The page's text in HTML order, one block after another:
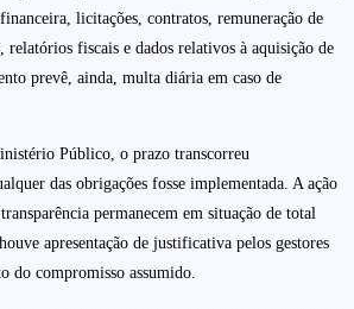
licitações, contratos, remuneração de
relatórios fiscais e dados relativos à aquisição de
prevê, ainda, multa diária em caso de
Público, o prazo transcorreu
das obrigações fosse implementada. A ação
permanecem em situação de total
apresentação de justificativa pelos gestores
do compromisso assumido.